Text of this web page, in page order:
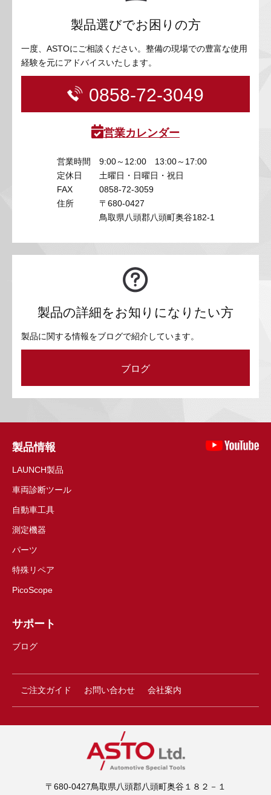
製品選びでお困りの方
一度、ASTOにご相談ください。整備の現場での豊富な使用
経験を元にアドバイスいたします。
0858-72-3049
営業カレンダー
営業時間
9:00～12:00 13:00～17:00
定休日
土曜日・日曜日・祝日
FAX
0858-72-3059
住所
〒680-0427
鳥取県八頭郡八頭町奥谷182-1
製品の詳細をお知りになりたい方
製品に関する情報をブログで紹介しています。
ブログ
製品情報
LAUNCH製品
車両診断ツール
自動車工具
測定機器
パーツ
特殊リペア
PicoScope
サポート
ブログ
ご注文ガイド お問い合わせ 会社案内
〒680-0427鳥取県八頭郡八頭町奥谷１８２－１